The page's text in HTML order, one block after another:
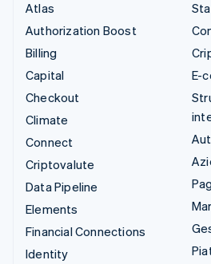
Atlas
Authorization Boost
Billing
Capital
Checkout
Climate
Connect
Criptovalute
Data Pipeline
Elements
Financial Connections
Identity
E-